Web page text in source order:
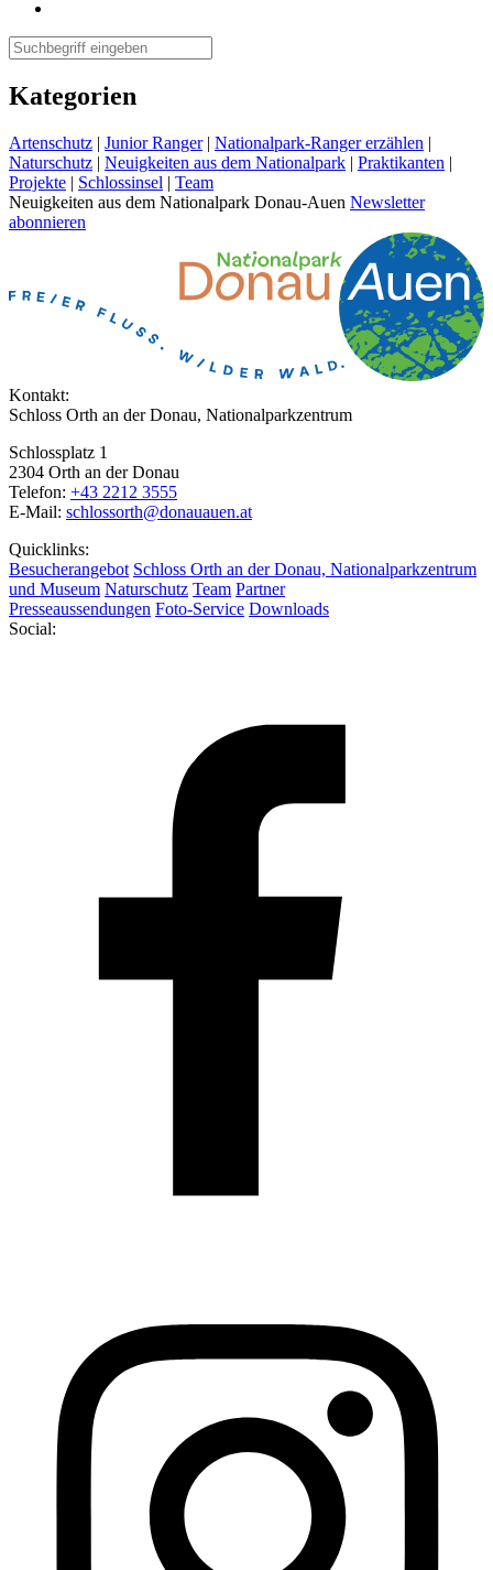
Kategorien
Artenschutz | Junior Ranger | Nationalpark-Ranger erzählen |
Naturschutz | Neuigkeiten aus dem Nationalpark | Praktikanten |
Projekte | Schlossinsel | Team
Neuigkeiten aus dem Nationalpark Donau-Auen Newsletter
abonnieren
Kontakt:
Schloss Orth an der Donau, Nationalparkzentrum
Schlossplatz 1
2304 Orth an der Donau
Telefon: +43 2212 3555
E-Mail: schlossorth@donauauen.at
Quicklinks:
Besucherangebot Schloss Orth an der Donau, Nationalparkzentrum
und Museum Naturschutz Team Partner
Presseaussendungen Foto-Service Downloads
Social: